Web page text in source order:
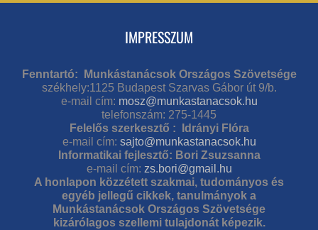
IMPRESSZUM
Fenntartó: Munkástanácsok Országos Szövetsége
székhely:1125 Budapest Szarvas Gábor út 9/b.
e-mail cím: mosz@munkastanacsok.hu
telefonszám: 275-1445
Felelős szerkesztő : Idrányi Flóra
e-mail cím: sajto@munkastanacsok.hu
Informatikai fejlesztő: Bori Zsuzsanna
e-mail cím: zs.bori@gmail.hu
A honlapon közzétett szakmai, tudományos és
egyéb jellegű cikkek, tanulmányok a
Munkástanácsok Országos Szövetsége
kizárólagos szellemi tulajdonát képezik.